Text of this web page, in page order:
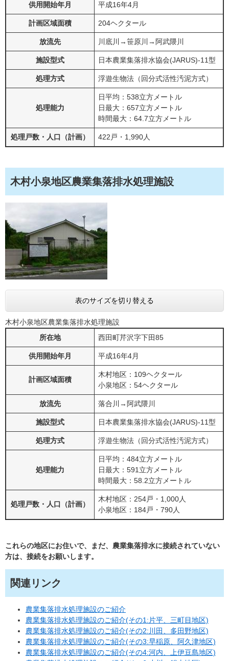
供用開始年月 平成16年4月
計画区域面積 204ヘクタール
放流先 川底川→笹原川→阿武隈川
施設型式 日本農業集落排水協会(JARUS)-11型
処理方式 浮遊生物法（回分式活性汚泥方式）
処理能力
日平均：538立方メートル
日最大：657立方メートル
時間最大：64.7立方メートル
処理戸数・人口（計画） 422戸・1,990人
木村小泉地区農業集落排水処理施設
表のサイズを切り替える
木村小泉地区農業集落排水処理施設
所在地
西田町芹沢字下田85
供用開始年月 平成16年4月
計画区域面積
木村地区：109ヘクタール
小泉地区：54ヘクタール
放流先 落合川→阿武隈川
施設型式 日本農業集落排水協会(JARUS)-11型
処理方式 浮遊生物法（回分式活性汚泥方式）
処理能力
日平均：484立方メートル
日最大：591立方メートル
時間最大：58.2立方メートル
処理戸数・人口（計画）
木村地区：254戸・1,000人
小泉地区：184戸・790人
これらの地区にお住いで、まだ、農業集落排水に接続されていない
方は、接続をお願いします。
関連リンク
農業集落排水処理施設のご紹介
農業集落排水処理施設のご紹介(その1:片平、三町目地区)
農業集落排水処理施設のご紹介(その2:川田、多田野地区)
農業集落排水処理施設のご紹介(その3:早稲原、阿久津地区)
農業集落排水処理施設のご紹介(その4:河内、上伊豆島地区)